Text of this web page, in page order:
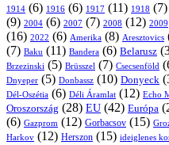
1914 (6) 1916 (6) 1917 (11) 1918 (7)
(9) 2004 (6) 2007 (7) 2008 (12) 2009
(16) 2022 (6) Amerika (8) Aresztovics
(7) Baku (11) Bandera (6) Belarusz
Brzezinski (5) Brüsszel (7) Csecsenföld
Dnyeper (5) Donbassz (10) Donyeck
Dél-Oszétia (6) Déli Áramlat (12) Echo
Oroszország (28) EU (42) Európa
(6) Gazprom (12) Gorbacsov (15)
Harkov (12) Herszon (15) ideiglenes